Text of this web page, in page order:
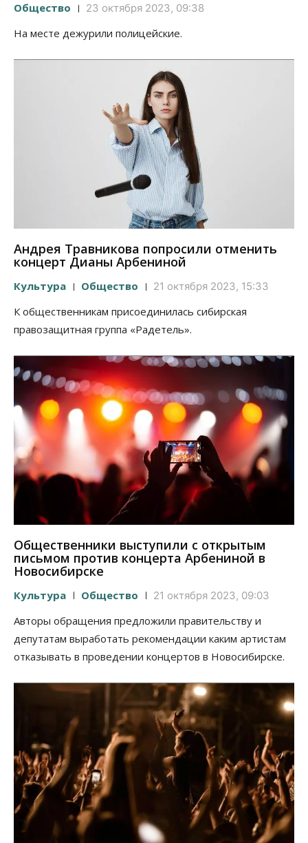
Общество 23 октября 2023, 09:38
На месте дежурили полицейские.
Андрея Травникова попросили отменить
концерт Дианы Арбениной
Культура Общество 21 октября 2023, 15:33
К общественникам присоединилась сибирская
правозащитная группа «Радетель».
Общественники выступили с открытым
письмом против концерта Арбениной в
Новосибирске
Культура Общество 21 октября 2023, 09:03
Авторы обращения предложили правительству и
депутатам выработать рекомендации каким артистам
отказывать в проведении концертов в Новосибирске.